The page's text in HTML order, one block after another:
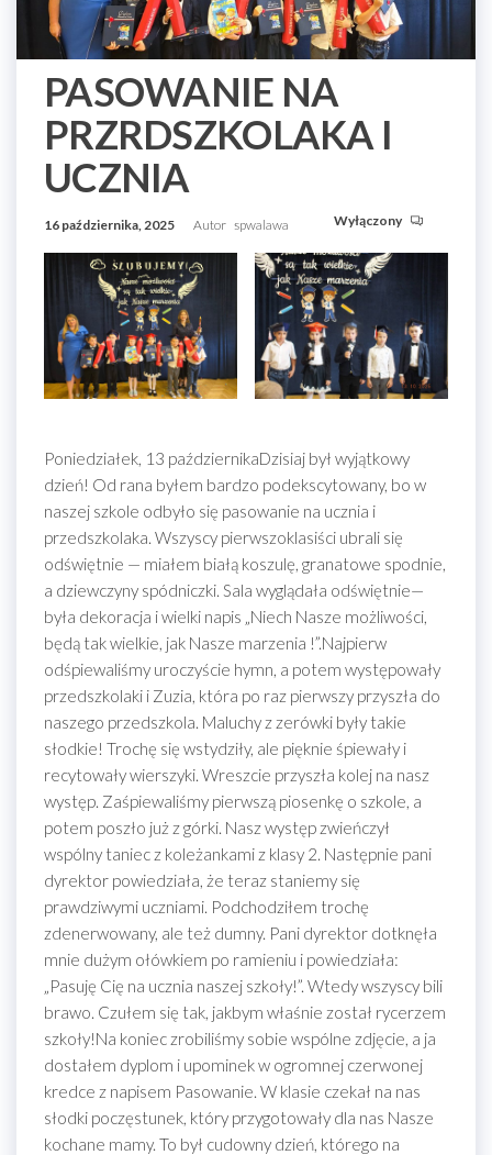
PASOWANIE NA
PRZRDSZKOLAKA I
UCZNIA
16 października, 2025 Autor spwalawa Wyłączony
Poniedziałek, 13 październikaDzisiaj był wyjątkowy
dzień! Od rana byłem bardzo podekscytowany, bo w
naszej szkole odbyło się pasowanie na ucznia i
przedszkolaka. Wszyscy pierwszoklasiści ubrali się
odświętnie — miałem białą koszulę, granatowe spodnie,
a dziewczyny spódniczki. Sala wyglądała odświętnie—
była dekoracja i wielki napis „Niech Nasze możliwości,
będą tak wielkie, jak Nasze marzenia !”.Najpierw
odśpiewaliśmy uroczyście hymn, a potem występowały
przedszkolaki i Zuzia, która po raz pierwszy przyszła do
naszego przedszkola. Maluchy z zerówki były takie
słodkie! Trochę się wstydziły, ale pięknie śpiewały i
recytowały wierszyki. Wreszcie przyszła kolej na nasz
występ. Zaśpiewaliśmy pierwszą piosenkę o szkole, a
potem poszło już z górki. Nasz występ zwieńczył
wspólny taniec z koleżankami z klasy 2. Następnie pani
dyrektor powiedziała, że teraz staniemy się
prawdziwymi uczniami. Podchodziłem trochę
zdenerwowany, ale też dumny. Pani dyrektor dotknęła
mnie dużym ołówkiem po ramieniu i powiedziała:
„Pasuję Cię na ucznia naszej szkoły!”. Wtedy wszyscy bili
brawo. Czułem się tak, jakbym właśnie został rycerzem
szkoły!Na koniec zrobiliśmy sobie wspólne zdjęcie, a ja
dostałem dyplom i upominek w ogromnej czerwonej
kredce z napisem Pasowanie. W klasie czekał na nas
słodki poczęstunek, który przygotowały dla nas Nasze
kochane mamy. To był cudowny dzień, którego na